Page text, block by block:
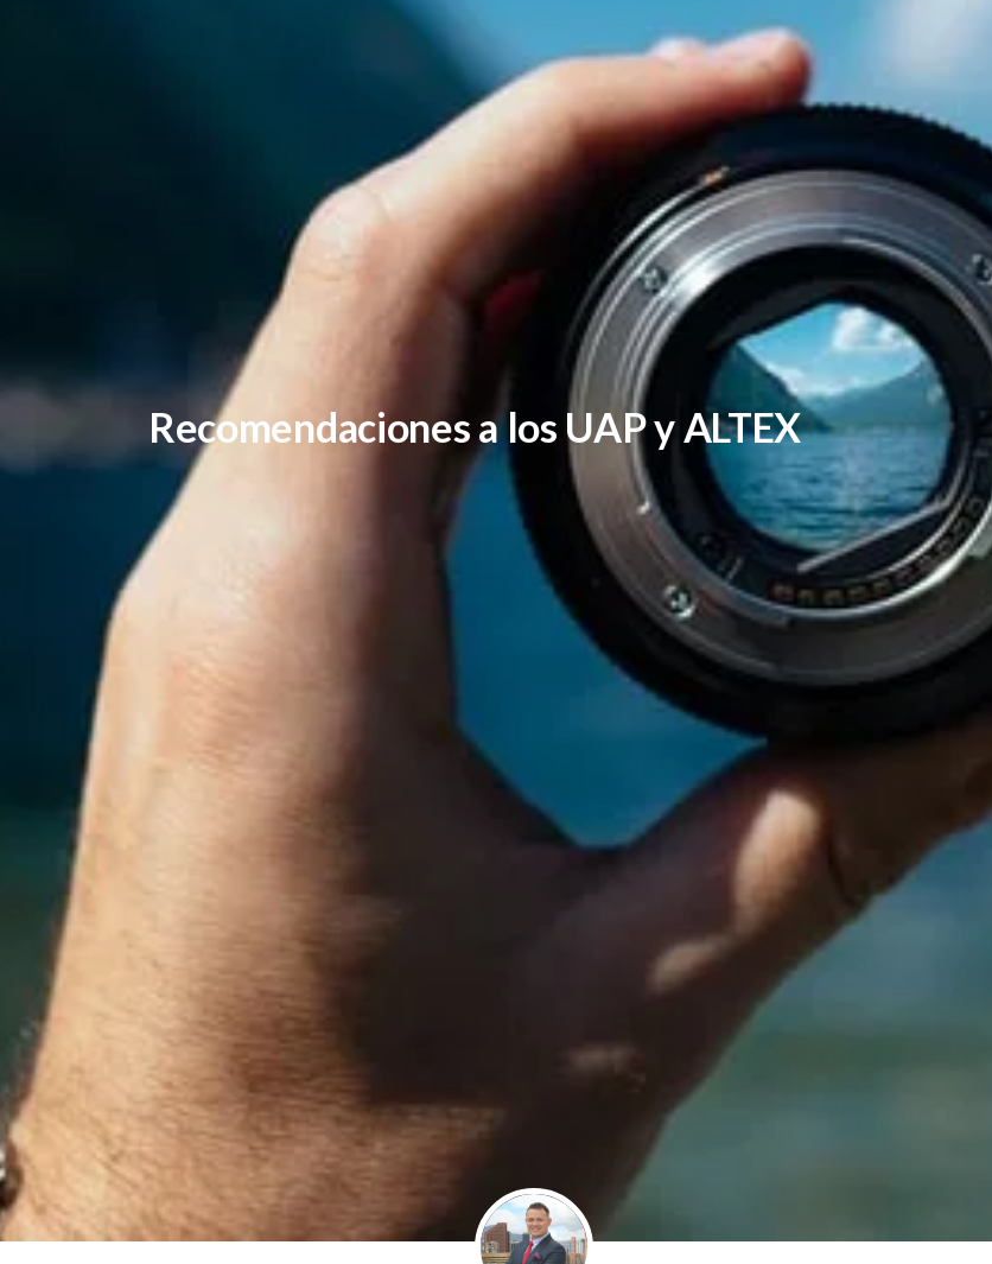
Recomendaciones a los UAP y ALTEX